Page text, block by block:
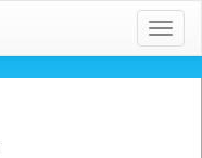
Toggle